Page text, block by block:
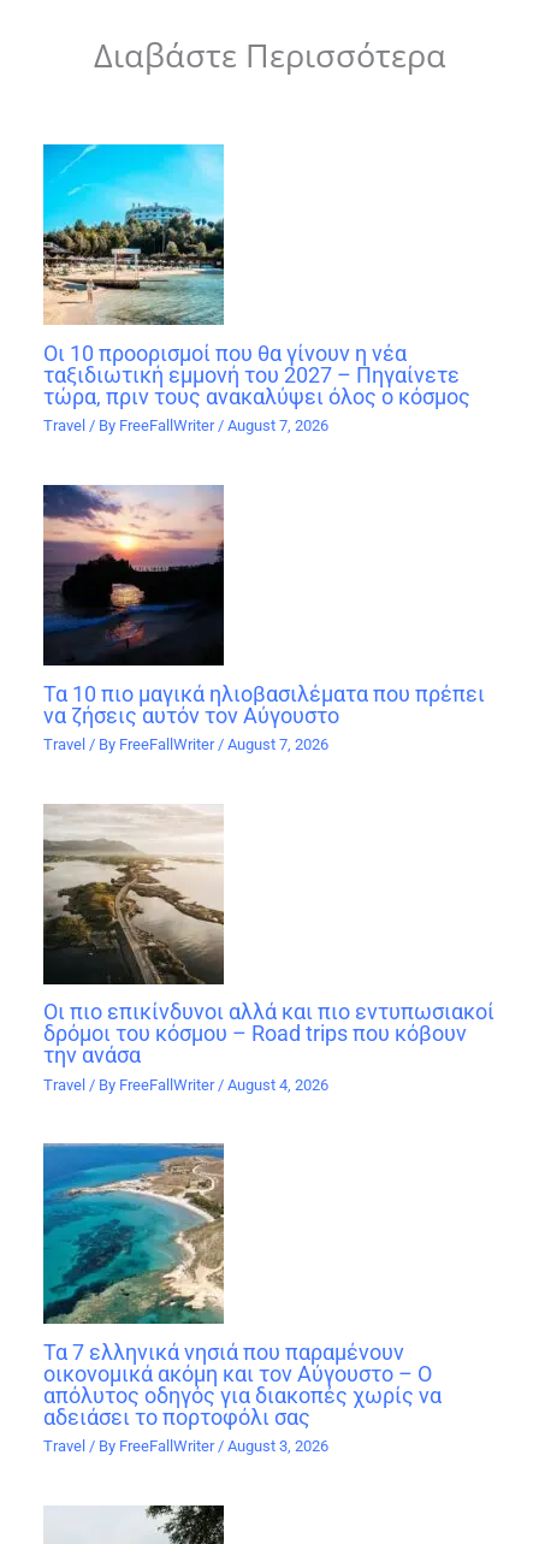
Διαβάστε Περισσότερα
Οι 10 προορισμοί που θα γίνουν η νέα
ταξιδιωτική εμμονή του 2027 – Πηγαίνετε
τώρα, πριν τους ανακαλύψει όλος ο κόσμος
Travel / By FreeFallWriter/August 7, 2026
Τα 10 πιο μαγικά ηλιοβασιλέματα που πρέπει
να ζήσεις αυτόν τον Αύγουστο
Travel / By FreeFallWriter /August 7, 2026
Οι πιο επικίνδυνοι αλλά και πιο εντυπωσιακοί
δρόμοι του κόσμου – Road trips που κόβουν
την ανάσα
Travel / By FreeFallWriter /August 4, 2026
Τα 7 ελληνικά νησιά που παραμένουν
οικονομικά ακόμη και τον Αύγουστο – Ο
απόλυτος οδηγός για διακοπές χωρίς να
αδειάσει το πορτοφόλι σας
Travel / By FreeFallWriter/August 3, 2026